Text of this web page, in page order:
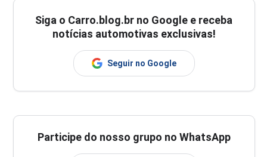
Siga o Carro.blog.br no Google e receba
notícias automotivas exclusivas!
Seguir no Google
Participe do nosso grupo no WhatsApp